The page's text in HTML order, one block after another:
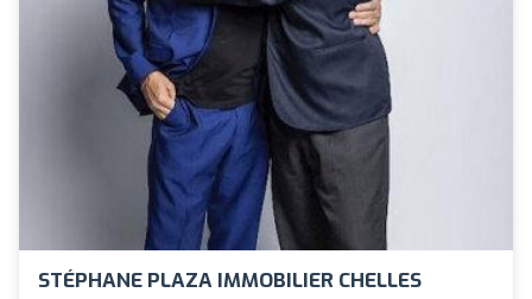
STÉPHANE PLAZA IMMOBILIER CHELLES